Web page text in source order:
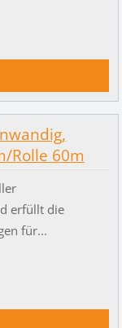
Rolle 60m
erfüllt die
für...